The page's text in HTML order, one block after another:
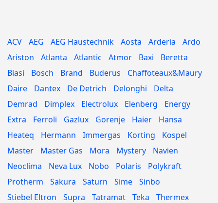
ACV AEG AEG Haustechnik Aosta Arderia
Ardo
Ariston
Atlanta Atlantic Atmor Baxi
Beretta
Biasi
Bosch Brand Buderus
Chaffoteaux&Maury
Daire
Dantex De Detrich Delonghi
Delta
Demrad
Dimplex Electrolux Elenberg
Energy
Extra
Ferroli Gazlux Gorenje Haier
Hansa
Heateq
Hermann Immergas Korting
Kospel
Master
Master Gas Mora Mystery
Navien
Neoclima
Neva Lux Nobo Polaris
Polykraft
Protherm
Sakura Saturn Sime
Sinbo
Stiebel Eltron
Supra Tatramat Teka
Thermex